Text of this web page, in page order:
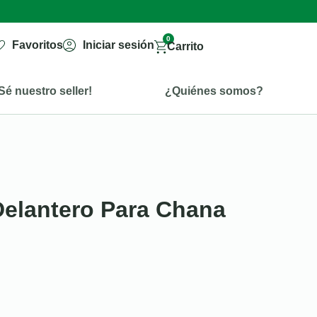
Favoritos Iniciar sesión
0
Carrito
nuestro seller! ¿Quiénes somos?
Para Chana